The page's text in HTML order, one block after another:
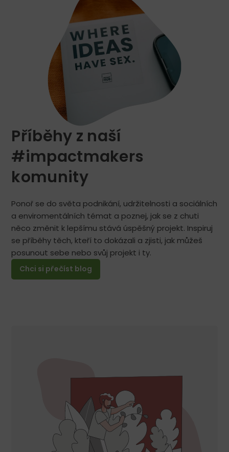
Příběhy z naší
#impactmakers
komunity
Ponoř se do světa podnikání, udržitelnosti a sociálních
a enviromentálních témat a poznej, jak se z chuti
něco změnit k lepšímu stává úspěšný projekt. Inspiruj
se příběhy těch, kteří to dokázali a zjisti, jak můžeš
posunout sebe nebo svůj projekt i ty.
Chci si přečíst blog